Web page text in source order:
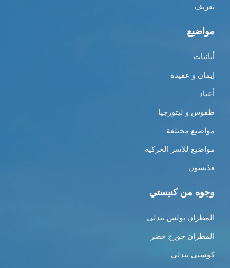
تعريف
مواضيع
أبائيات
إيمان و عقيدة
أعياد
طقوس و ليتورجيا
مواضيع مختلفة
مواضيع للأسر الحركية
قدّيسون
وجوه من كنيستي
المطران بولس بندلي
المطران جورج خضر
كوستي بندلي